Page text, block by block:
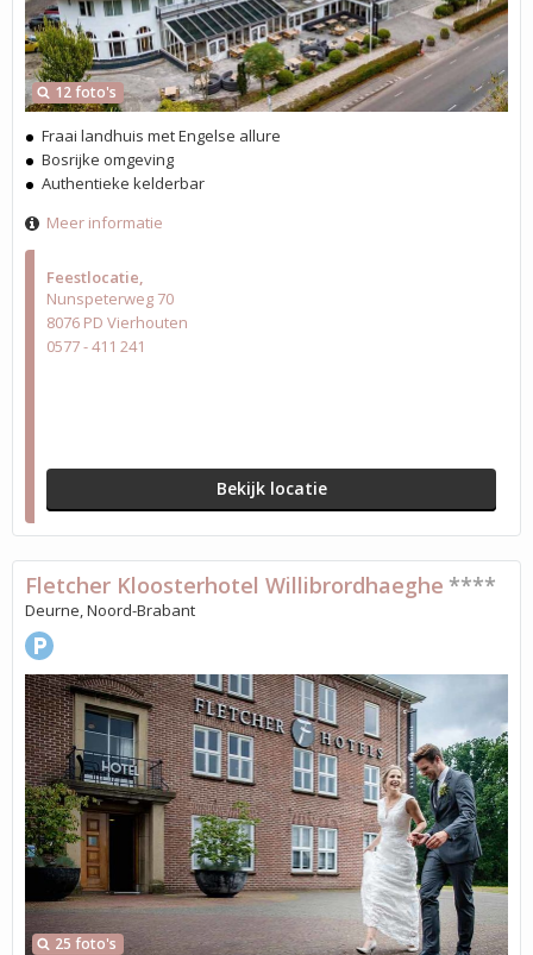
Feestlocatie
Nunspeterweg 70
8076 PD Vierhouten
0577 - 411 241
Bekijk locatie
12 foto's
Fraai landhuis met Engelse allure
Bosrijke omgeving
Authentieke kelderbar
Meer informatie
25 foto's
Fletcher Kloosterhotel Willibrordhaeghe ****
Deurne, Noord-Brabant